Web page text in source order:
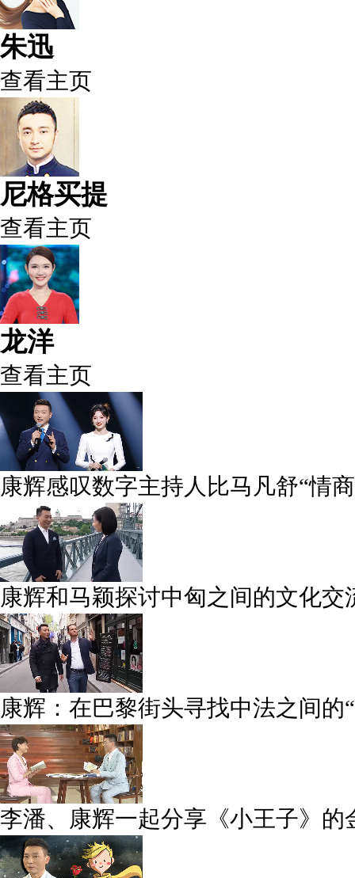
朱迅
查看主页
尼格买提
查看主页
龙洋
查看主页
康辉感叹数字主持人比马凡舒“情
康辉和马颖探讨中匈之间的文化交
康辉：在巴黎街头寻找中法之间的
李潘、康辉一起分享《小王子》的